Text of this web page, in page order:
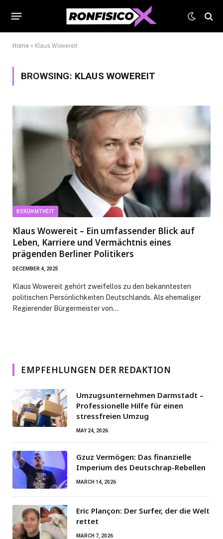
Home » Klaus Wowereit
BROWSING: KLAUS WOWEREIT
BERÜHMTHEIT
Klaus Wowereit – Ein umfassender Blick auf
Leben, Karriere und Vermächtnis eines
prägenden Berliner Politikers
DECEMBER 4, 2025
Klaus Wowereit gehört zweifellos zu den bekanntesten
politischen Persönlichkeiten Deutschlands. Als ehemaliger
Regierender Bürgermeister von…
EMPFEHLUNGEN DER REDAKTION
Umzugsunternehmen Darmstadt –
Professionelle Hilfe für einen
stressfreien Umzug
MAY 24, 2026
Gzuz Vermögen: Das finanzielle
Imperium des Deutschrap-Rebellen
MARCH 14, 2026
Eric Plançon: Der Surfer, der die Welt
rettet
MARCH 7, 2026